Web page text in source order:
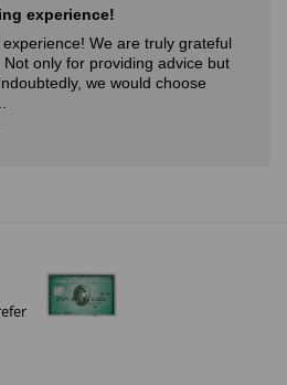
Diderot es una excelente y
ver, aprender, comprar arte y
Me fue muy bien!